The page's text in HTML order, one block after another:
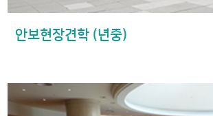
안보현장견학 (년중)